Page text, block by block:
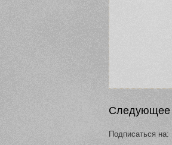
Следующее
Подписаться на: